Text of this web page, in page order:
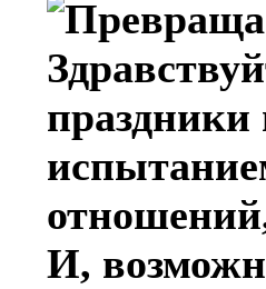
праздники
И,